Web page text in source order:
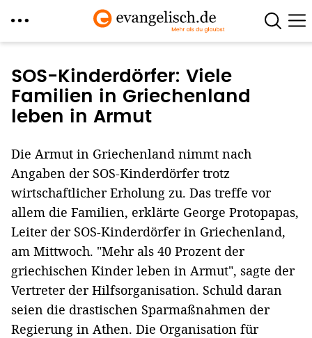
zum
Inhalt
SOS-Kinderdörfer: Viele
Familien in Griechenland
leben in Armut
Die Armut in Griechenland nimmt nach
Angaben der SOS-Kinderdörfer trotz
wirtschaftlicher Erholung zu. Das treffe vor
allem die Familien, erklärte George Protopapas,
Leiter der SOS-Kinderdörfer in Griechenland,
am Mittwoch. "Mehr als 40 Prozent der
griechischen Kinder leben in Armut", sagte der
Vertreter der Hilfsorganisation. Schuld daran
seien die drastischen Sparmaßnahmen der
Regierung in Athen. Die Organisation für